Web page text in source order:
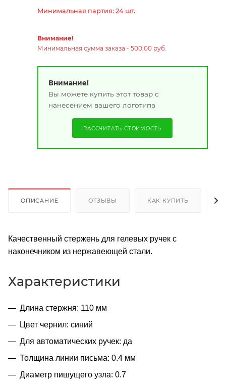
Минимальная партия: 24 шт.
Внимание!
Минимальная сумма заказа - 500,00 руб.
Внимание!
Вы можете купить этот товар с
нанесением вашего логотипа
РАССЧИТАТЬ СТОИМОСТЬ
ОПИСАНИЕ ОТЗЫВЫ КАК КУПИТЬ
Качественный стержень для гелевых ручек с
наконечником из нержавеющей стали.
Характеристики
Длина стержня: 110 мм
Цвет чернил: синий
Для автоматических ручек: да
Толщина линии письма: 0.4 мм
Диаметр пишущего узла: 0.7